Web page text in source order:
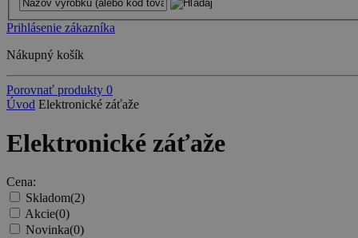
Prihlásenie zákazníka
Nákupný košík
Porovnať produkty 0
Úvod Elektronické záťaže
Elektronické záťaže
Cena:
Skladom(2)
Akcie(0)
Novinka(0)